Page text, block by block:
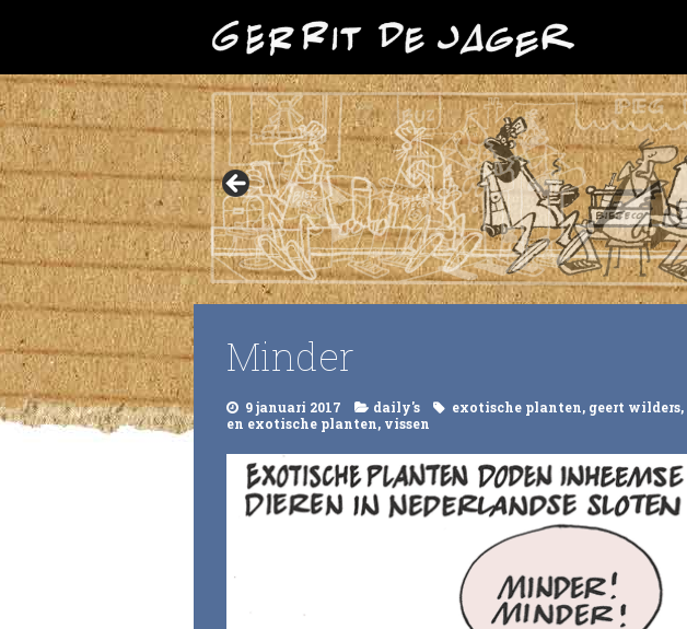
Minder
9 januari 2017 daily's exotische planten, geert wilders,
en exotische planten, vissen